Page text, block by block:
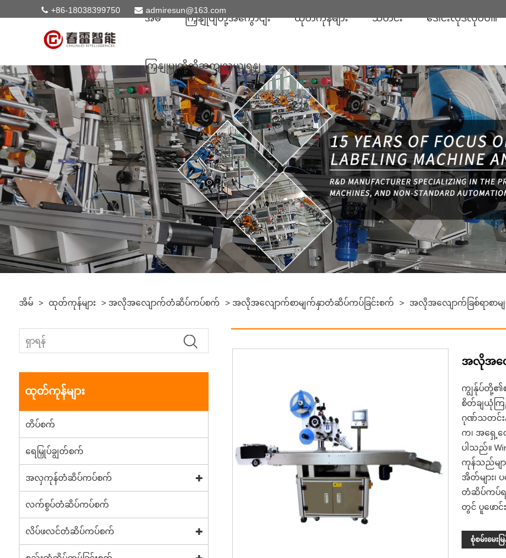
+86-18038399750 admiresun@163.com
အိမ် ကြှနျုပျတို့အကွောငျး ထုတ်ကုန်များ သတင်း ဒေါင်းလုဒ်လုပ်ပါ။
ကြှနျုပျတို့ကိုဆကျသှယျရနျ
အိမ် > ထုတ်ကုန်များ > အလိုအလျောက်တံဆိပ်ကပ်စက် > အလိုအလျောက်စာမျက်နှာတံဆိပ်ကပ်ခြင်းစက် > အလိုအလျောက်ခြစ်ရာစာ
ထုတ်ကုန်များ
တိပ်စက်
ရေမြှုပ်ချွတ်စက်
အလှကုန်တံဆိပ်ကပ်စက်
လက်စွပ်တံဆိပ်ကပ်စက်
လိပ်ဖလင်တံဆိပ်ကပ်စက်
အလိုအလျ
ကျွန်ုပ်တို့၏စက်
စိတ်ချယုံက
ဂုဏ်သတင်းနှ
က၊ အရှေ့တ
ပါသည်။
ကုန်သည်မျာ
အိတ်များ၊
တံဆိပ်ကပ်ရ
တွင် ပူဖောင်း
စုံစမ်းမေးမ